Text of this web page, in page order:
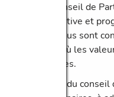
au sein du Conseil de
manière évolutive et
de ceux qui nous sont
imprévisible où les
prépondérantes.
Les membres du